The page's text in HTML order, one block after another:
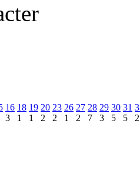
16
3
18
1
19
1
20
2
23
2
26
1
27
2
28
7
29
3
30
5
31
5
2